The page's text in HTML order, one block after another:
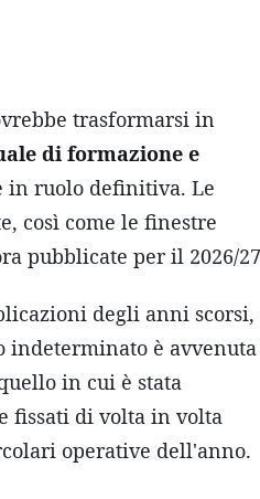
trasformarsi in
di formazione e
in ruolo definitiva. Le
così come le finestre
pubblicate per il 2026/
degli anni scorsi,
indeterminato è avvenuta
in cui è stata
fissati di volta in volta
operative dell'anno.